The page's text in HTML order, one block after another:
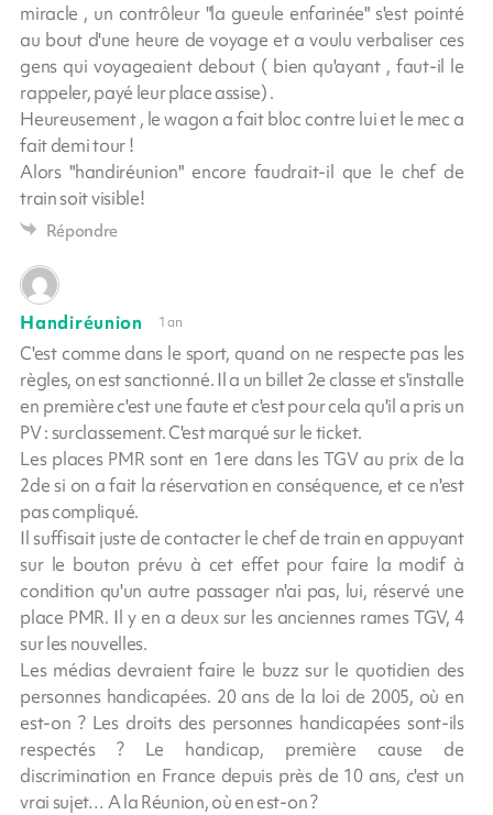
miracle , un contrôleur "la gueule enfarinée" s'est pointé
au bout d'une heure de voyage et a voulu verbaliser ces
gens qui voyageaient debout ( bien qu'ayant , faut-il le
rappeler, payé leur place assise) .
Heureusement , le wagon a fait bloc contre lui et le mec a
fait demi tour !
Alors "handiréunion" encore faudrait-il que le chef de
train soit visible!
Répondre
Handiréunion 1 an
C'est comme dans le sport, quand on ne respecte pas les
règles, on est sanctionné. Il a un billet 2e classe et s'installe
en première c'est une faute et c'est pour cela qu'il a pris un
PV : surclassement. C'est marqué sur le ticket.
Les places PMR sont en 1ere dans les TGV au prix de la
2de si on a fait la réservation en conséquence, et ce n'est
pas compliqué.
Il suffisait juste de contacter le chef de train en appuyant
sur le bouton prévu à cet effet pour faire la modif à
condition qu'un autre passager n'ai pas, lui, réservé une
place PMR. Il y en a deux sur les anciennes rames TGV, 4
sur les nouvelles.
Les médias devraient faire le buzz sur le quotidien des
personnes handicapées. 20 ans de la loi de 2005, où en
est-on ? Les droits des personnes handicapées sont-ils
respectés ? Le handicap, première cause de
discrimination en France depuis près de 10 ans, c'est un
vrai sujet… A la Réunion, où en est-on ?